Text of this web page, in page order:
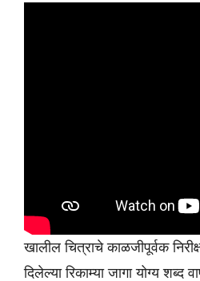
खालील चित्राचे काळजीपूर्वक
दिलेल्या रिकाम्या जागा योग्य शब्द